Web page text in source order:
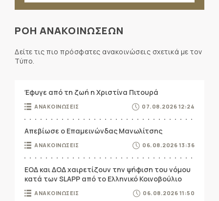
ΡΟΗ ΑΝΑΚΟΙΝΩΣΕΩΝ
Δείτε τις πιο πρόσφατες ανακοινώσεις σχετικά με τον
Τύπο.
Έφυγε από τη ζωή η Χριστίνα Πιτουρά
ΑΝΑΚΟΙΝΩΣΕΙΣ 07.08.2026 12:24
Απεβίωσε ο Επαμεινώνδας Μανωλίτσης
ΑΝΑΚΟΙΝΩΣΕΙΣ 06.08.2026 13:36
ΕΟΔ και ΔΟΔ χαιρετίζουν την ψήφιση του νόμου
κατά των SLAPP από το Ελληνικό Κοινοβούλιο
ΑΝΑΚΟΙΝΩΣΕΙΣ 06.08.2026 11:50